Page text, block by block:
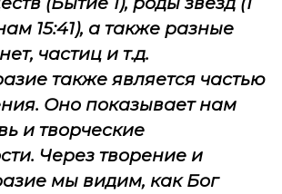
15:41), а также разные
частиц и т.д.
также является частью
Оно показывает нам
и творческие
Через творение и
мы видим, как Бог